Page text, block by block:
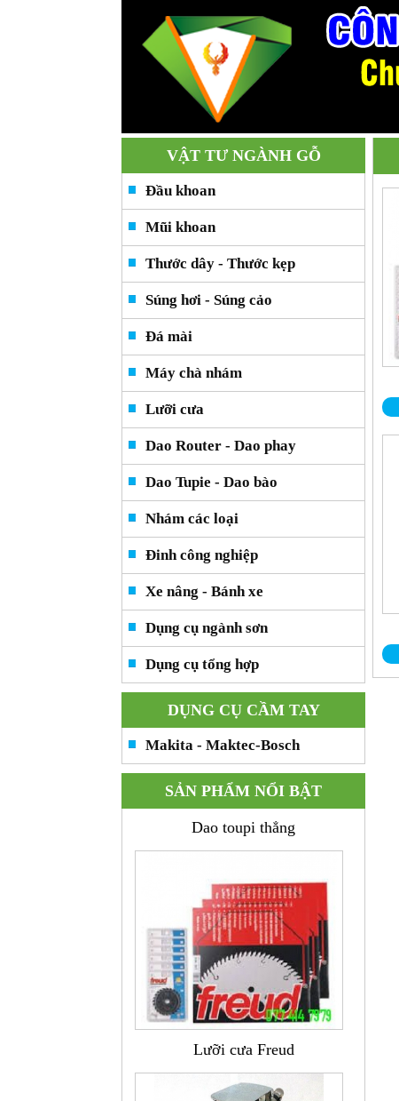
VẬT TƯ NGÀNH GỖ
Đầu khoan
Mũi khoan
Thước dây - Thước kẹp
Súng hơi - Súng cảo
Đá mài
Máy chà nhám
Lưỡi cưa
Dao Router - Dao phay
Dao Tupie - Dao bào
Nhám các loại
Đinh công nghiệp
Xe nâng - Bánh xe
Dụng cụ ngành sơn
Dụng cụ tổng hợp
DỤNG CỤ CẦM TAY
Makita - Maktec-Bosch
SẢN PHẨM NỔI BẬT
Dao toupi thẳng
Lưỡi cưa Freud